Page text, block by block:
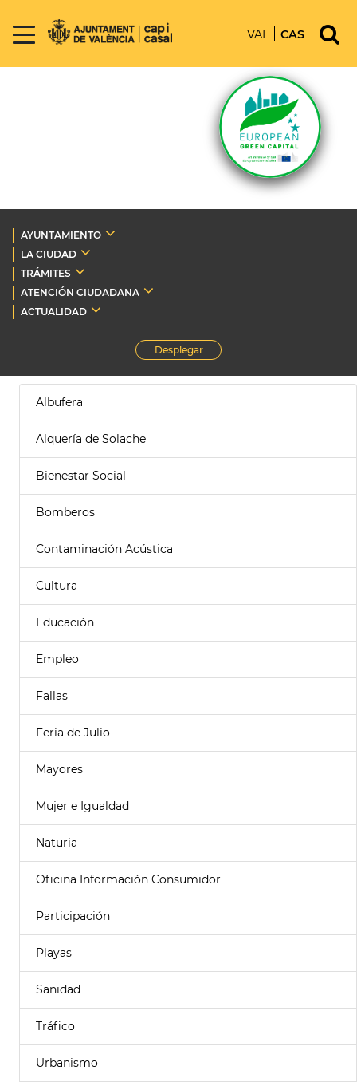
VAL CAS
AYUNTAMIENTO
LA CIUDAD
TRÁMITES
ATENCIÓN CIUDADANA
ACTUALIDAD
Desplegar
Albufera
Alquería de Solache
Bienestar Social
Bomberos
Contaminación Acústica
Cultura
Educación
Empleo
Fallas
Feria de Julio
Mayores
Mujer e Igualdad
Naturia
Oficina Información Consumidor
Participación
Playas
Sanidad
Tráfico
Urbanismo